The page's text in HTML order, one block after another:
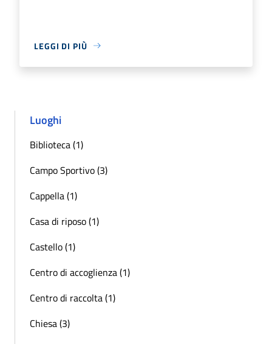
LEGGI DI PIÙ
Luoghi
Biblioteca (1)
Campo Sportivo (3)
Cappella (1)
Casa di riposo (1)
Castello (1)
Centro di accoglienza (1)
Centro di raccolta (1)
Chiesa (3)